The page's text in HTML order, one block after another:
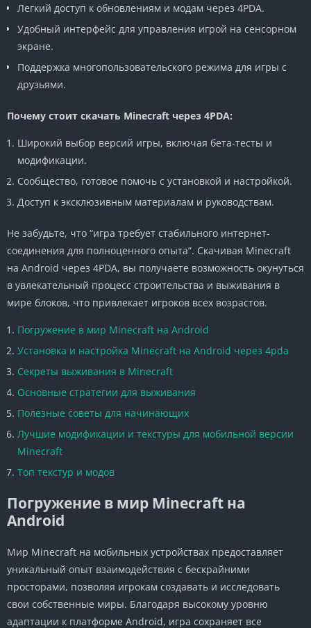
Легкий доступ к обновлениям и модам через 4PDA.
Удобный интерфейс для управления игрой на сенсорном
экране.
Поддержка многопользовательского режима для игры с
друзьями.
Почему стоит скачать Minecraft через 4PDA:
Широкий выбор версий игры, включая бета-тесты и
модификации.
Сообщество, готовое помочь с установкой и настройкой.
Доступ к эксклюзивным материалам и руководствам.
Не забудьте, что “игра требует стабильного интернет-
соединения для полноценного опыта”. Скачивая Minecraft
на Android через 4PDA, вы получаете возможность окунуться
в увлекательный процесс строительства и выживания в
мире блоков, что привлекает игроков всех возрастов.
Погружение в мир Minecraft на Android
Установка и настройка Minecraft на Android через 4pda
Секреты выживания в Minecraft
Основные стратегии для выживания
Полезные советы для начинающих
Лучшие модификации и текстуры для мобильной версии
Minecraft
Топ текстур и модов
Погружение в мир Minecraft на
Android
Мир Minecraft на мобильных устройствах предоставляет
уникальный опыт взаимодействия с бескрайними
просторами, позволяя игрокам создавать и исследовать
свои собственные миры. Благодаря высокому уровню
адаптации к платформе Android, игра сохраняет все